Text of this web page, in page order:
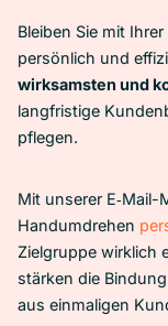
Bleiben Sie mit
persönlich und
wirksamsten und
langfristige
pflegen.
Mit unserer
Handumdrehen
Zielgruppe wirklich
stärken die
aus einmaligen